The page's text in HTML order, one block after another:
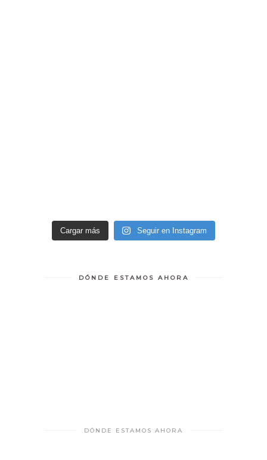
Cargar más Seguir en Instagram
DÓNDE ESTAMOS AHORA
DÓNDE ESTAMOS AHORA